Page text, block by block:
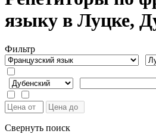
языку в Луцке,
Фильтр
Свернуть поиск